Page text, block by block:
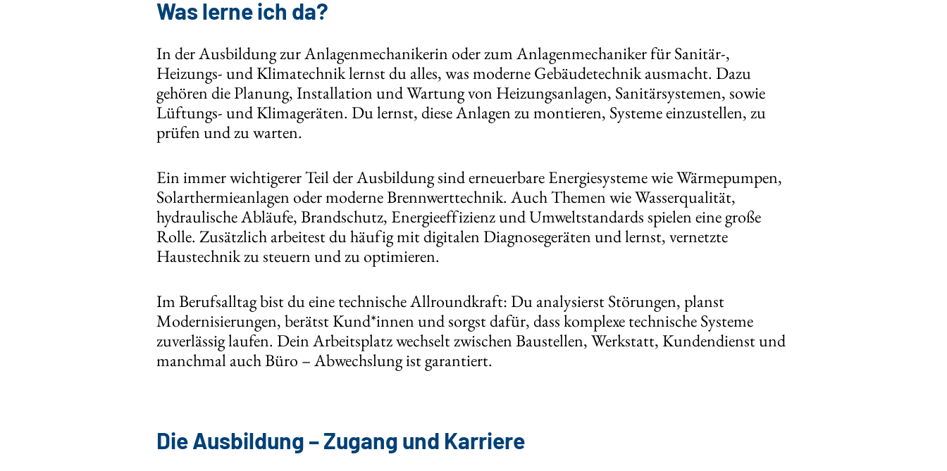
Was lerne ich da?
In der Ausbildung zur Anlagenmechanikerin oder zum Anlagenmechaniker für Sanitär-,
Heizungs- und Klimatechnik lernst du alles, was moderne Gebäudetechnik ausmacht. Dazu
gehören die Planung, Installation und Wartung von Heizungsanlagen, Sanitärsystemen, sowie
Lüftungs- und Klimageräten. Du lernst, diese Anlagen zu montieren, Systeme einzustellen, zu
prüfen und zu warten.
Ein immer wichtigerer Teil der Ausbildung sind erneuerbare Energiesysteme wie Wärmepumpen,
Solarthermieanlagen oder moderne Brennwerttechnik. Auch Themen wie Wasserqualität,
hydraulische Abläufe, Brandschutz, Energieeffizienz und Umweltstandards spielen eine große
Rolle. Zusätzlich arbeitest du häufig mit digitalen Diagnosegeräten und lernst, vernetzte
Haustechnik zu steuern und zu optimieren.
Im Berufsalltag bist du eine technische Allroundkraft: Du analysierst Störungen, planst
Modernisierungen, berätst Kund*innen und sorgst dafür, dass komplexe technische Systeme
zuverlässig laufen. Dein Arbeitsplatz wechselt zwischen Baustellen, Werkstatt, Kundendienst und
manchmal auch Büro – Abwechslung ist garantiert.
Die Ausbildung – Zugang und Karriere